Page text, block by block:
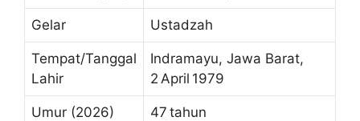
Gelar Ustadzah
Tempat/Tanggal
Lahir
Indramayu, Jawa Barat,
2 April 1979
Umur (2026) 47 tahun